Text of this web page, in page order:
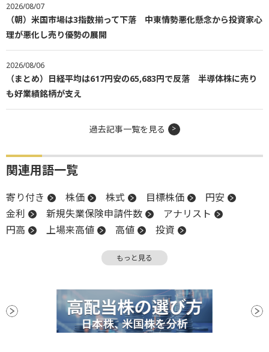
2026/08/07
（朝）米国市場は3指数揃って下落 中東情勢悪化懸念から投資家心
理が悪化し売り優勢の展開
2026/08/06
（まとめ）日経平均は617円安の65,683円で反落 半導体株に売り
も好業績銘柄が支え
過去記事一覧を見る
関連用語一覧
寄り付き 株価 株式 目標株価
円安
金利
新規失業保険申請件数
アナリスト
円高
上場来高値 高値
投資
住宅着工件数
政策金利
米連邦公開市場委員会
インバウンド
FRB
金融政策決定会合
後場 新興市場
上場
日銀
もっと見る